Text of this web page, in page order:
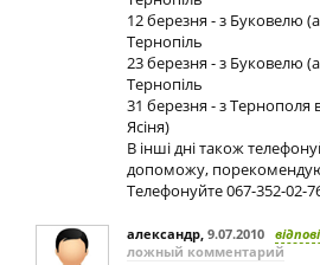
12 березня - з Буковелю
Тернопіль
23 березня - з Буковелю
Тернопіль
31 березня - з Тернополя
Ясіня)
В інші дні також
допоможу,
Телефонуйте 067-352-02-
александр, 9.07.2010
ложный комментарий